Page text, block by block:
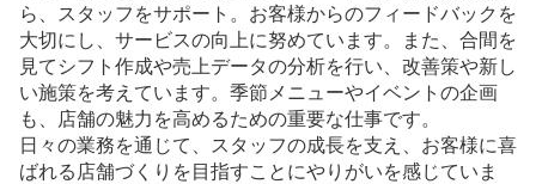
ら、スタッフをサポート。お客様からのフィードバックを
大切にし、サービスの向上に努めています。また、合間を
見てシフト作成や売上データの分析を行い、改善策や新し
い施策を考えています。季節メニューやイベントの企画
も、店舗の魅力を高めるための重要な仕事です。
日々の業務を通じて、スタッフの成長を支え、お客様に喜
ばれる店舗づくりを目指すことにやりがいを感じていま